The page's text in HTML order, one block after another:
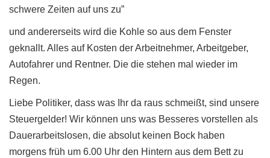
schwere Zeiten auf uns zu”
und andererseits wird die Kohle so aus dem Fenster
geknallt. Alles auf Kosten der Arbeitnehmer, Arbeitgeber,
Autofahrer und Rentner. Die die stehen mal wieder im
Regen.
Liebe Politiker, dass was Ihr da raus schmeißt, sind unsere
Steuergelder! Wir können uns was Besseres vorstellen als
Dauerarbeitslosen, die absolut keinen Bock haben
morgens früh um 6.00 Uhr den Hintern aus dem Bett zu